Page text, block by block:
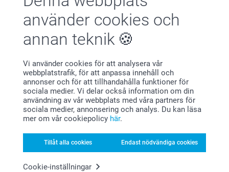
använder cookies och
annan teknik
Vi använder cookies för att analysera vår
webbplatstrafik, för att anpassa innehåll och
annonser och för att tillhandahålla funktioner för
sociala medier. Vi delar också information om din
användning av vår webbplats med våra partners för
sociala medier, annonsering och analys. Du kan läsa
mer om vår cookiepolicy här.
Tillåt alla cookies Endast nödvändiga cookies
Cookie-inställningar
Pojke, ett för Team Flicka, och användträkortshållare
att markera varje sida med en enkel “Det är en pojke” eller
“Det är en flicka” skylt. Lägg till cupcakes, matchande godis
eller minidekorationer i varje färg. Och glöm självklart inte
partyväskormed små överraskningar som dina gäster kan
könsavslöjande kommer att vara lika vackert som själva
ögonblicket!
Varförsmartphoto?